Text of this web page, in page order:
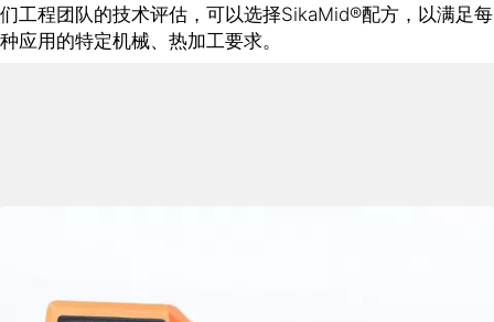
们工程团队的技术评估，可以选择SikaMid®配方，以满足每
种应用的特定机械、热加工要求。